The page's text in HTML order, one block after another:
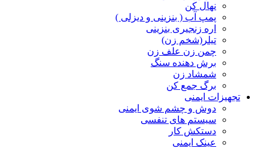
نهال کن
پمپ آب ( بنزینی و دیزلی )
اره زنجیری بنزینی
تیلر(شخم زن)
چمن زن علف زن
برش دهنده سنگ
شمشاد زن
برگ جمع کن
تجهیزات ایمنی
دوش و چشم شوی ایمنی
سیستم های تنفسی
دستکش کار
عینک ایمنی